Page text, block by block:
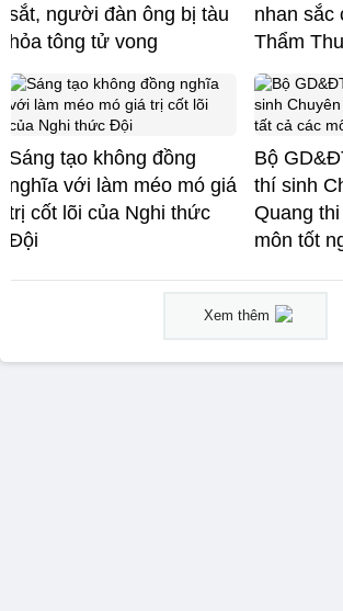
sắt, người đàn ông bị tàu
hỏa tông tử vong
nhan sắc
Thẩm
Sáng tạo không đồng
nghĩa với làm méo mó giá
trị cốt lõi của Nghi thức
Đội
Bộ
thí sinh
Quang
môn tốt
Xem thêm